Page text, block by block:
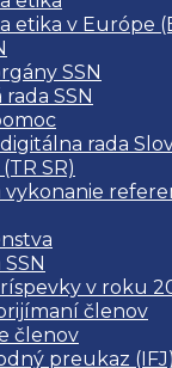
etika v Európe
SSN
SSN
rada
SR)
vykonanie
v roku
členov
členov
preukaz (IFJ)